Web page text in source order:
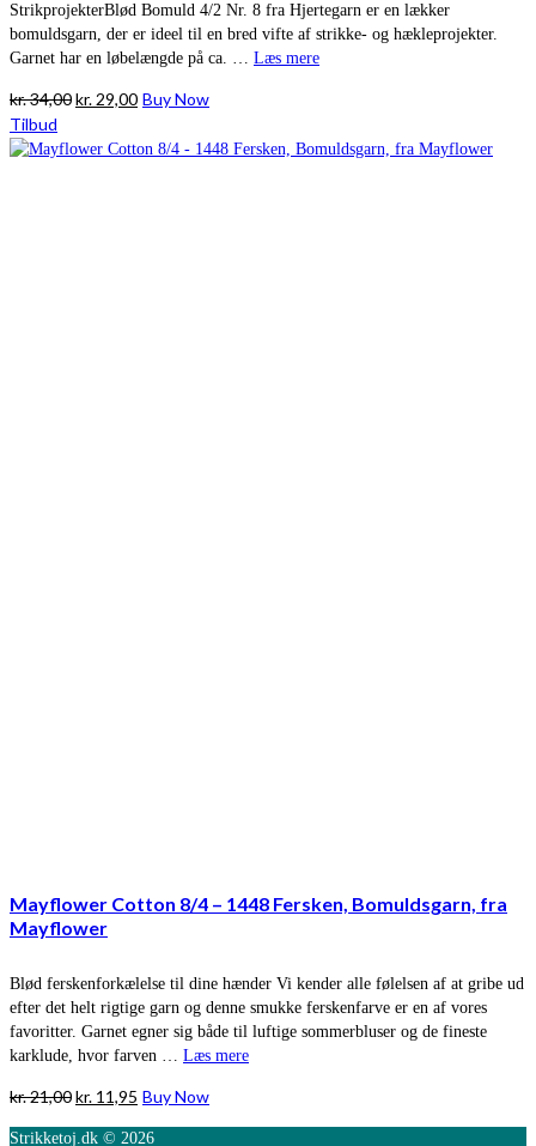
StrikprojekterBlød Bomuld 4/2 Nr. 8 fra Hjertegarn er en lækker
bomuldsgarn, der er ideel til en bred vifte af strikke- og hækleprojekter.
Garnet har en løbelængde på ca. … Læs mere
kr.34,00Den
pris
kr. 29,00Den
pris
Buy Now
Tilbud
Mayflower Cotton 8/4 – 1448 Fersken, Bomuldsgarn, fra
Mayflower
Blød ferskenforkælelse til dine hænder Vi kender alle følelsen af at gribe ud
efter det helt rigtige garn og denne smukke ferskenfarve er en af vores
favoritter. Garnet egner sig både til luftige sommerbluser og de fineste
karklude, hvor farven … Læs mere
kr.21,00Den
kr. 11,95 Den
Buy Now
Strikketoj.dk © 2026